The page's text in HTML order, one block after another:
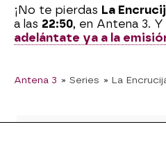
¡No te pierdas La
a las 22:50, en Antena 3.
adelántate ya a la
Antena 3 » Series » La